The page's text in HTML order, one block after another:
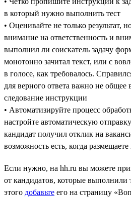
в который нужно выполнить тест
• Оценивайте не только результат,
внимание на ответственность и
выполнил ли соискатель задачу
монотонно зачитал текст, или с
в голосе, как требовалось.
для верного ответа важно не общее
следование инструкции
• Автоматизируйте процесс
настройте автоматическую
кандидат получил отклик на
возможность есть, когда
Если нужно, на hh.ru вы можете
от кандидатов, которые выполнили
этого добавьте его на страницу